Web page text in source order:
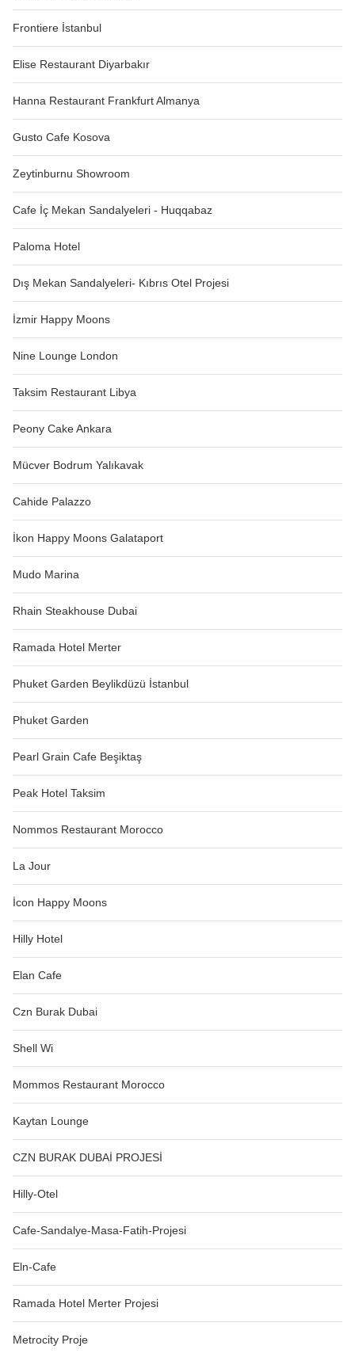
Frontiere İstanbul
Elise Restaurant Diyarbakır
Hanna Restaurant Frankfurt Almanya
Gusto Cafe Kosova
Zeytinburnu Showroom
Cafe İç Mekan Sandalyeleri - Huqqabaz
Paloma Hotel
Dış Mekan Sandalyeleri- Kıbrıs Otel Projesi
İzmir Happy Moons
Nine Lounge London
Taksim Restaurant Libya
Peony Cake Ankara
Mücver Bodrum Yalıkavak
Cahide Palazzo
İkon Happy Moons Galataport
Mudo Marina
Rhain Steakhouse Dubai
Ramada Hotel Merter
Phuket Garden Beylikdüzü İstanbul
Phuket Garden
Pearl Grain Cafe Beşiktaş
Peak Hotel Taksim
Nommos Restaurant Morocco
La Jour
İcon Happy Moons
Hilly Hotel
Elan Cafe
Czn Burak Dubai
Shell Wi
Mommos Restaurant Morocco
Kaytan Lounge
CZN BURAK DUBAİ PROJESİ
Hilly-Otel
Cafe-Sandalye-Masa-Fatih-Projesi
Eln-Cafe
Ramada Hotel Merter Projesi
Metrocity Proje